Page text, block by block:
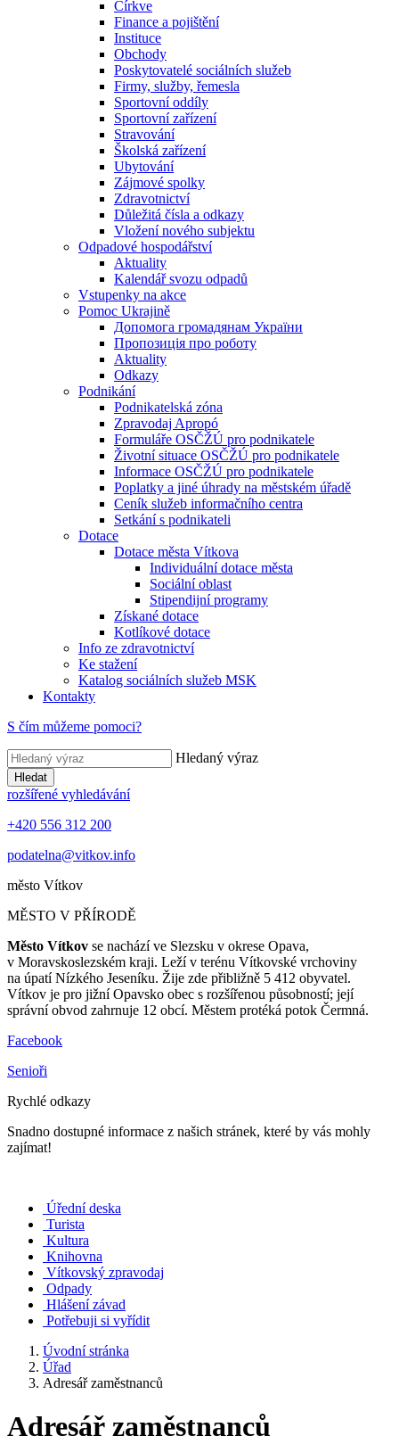
Církve
Finance a pojištění
Instituce
Obchody
Poskytovatelé sociálních služeb
Firmy, služby, řemesla
Sportovní oddíly
Sportovní zařízení
Stravování
Školská zařízení
Ubytování
Zájmové spolky
Zdravotnictví
Důležitá čísla a odkazy
Vložení nového subjektu
Odpadové hospodářství
Aktuality
Kalendář svozu odpadů
Vstupenky na akce
Pomoc Ukrajině
Допомога громадянам України
Пропозиція про роботу
Aktuality
Odkazy
Podnikání
Podnikatelská zóna
Zpravodaj Apropó
Formuláře OSČŽÚ pro podnikatele
Životní situace OSČŽÚ pro podnikatele
Informace OSČŽÚ pro podnikatele
Poplatky a jiné úhrady na městském úřadě
Ceník služeb informačního centra
Setkání s podnikateli
Dotace
Dotace města Vítkova
Individuální dotace města
Sociální oblast
Stipendijní programy
Získané dotace
Kotlíkové dotace
Info ze zdravotnictví
Ke stažení
Katalog sociálních služeb MSK
Kontakty
S čím můžeme pomoci?
Hledaný výraz
Hledat
rozšířené vyhledávání
+420 556 312 200
podatelna@vitkov.info
město Vítkov
MĚSTO V PŘÍRODĚ
Město Vítkov se nachází ve Slezsku v okrese Opava,
v Moravskoslezském kraji. Leží v terénu Vítkovské vrchoviny
na úpatí Nízkého Jeseníku. Žije zde přibližně 5 412 obyvatel.
Vítkov je pro jižní Opavsko obec s rozšířenou působností; její
správní obvod zahrnuje 12 obcí. Městem protéká potok Čermná.
Facebook
Senioři
Rychlé odkazy
Snadno dostupné informace z našich stránek, které by vás mohly
zajímat!
Úřední deska
Turista
Kultura
Knihovna
Vítkovský zpravodaj
Odpady
Hlášení závad
Potřebuji si vyřídit
Úvodní stránka
Úřad
Adresář zaměstnanců
Adresář zaměstnanců